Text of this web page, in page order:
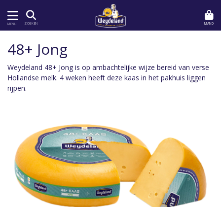
MENU ZOEKEN MAND
48+ Jong
Weydeland 48+ Jong is op ambachtelijke wijze bereid van verse
Hollandse melk. 4 weken heeft deze kaas in het pakhuis liggen
rijpen.